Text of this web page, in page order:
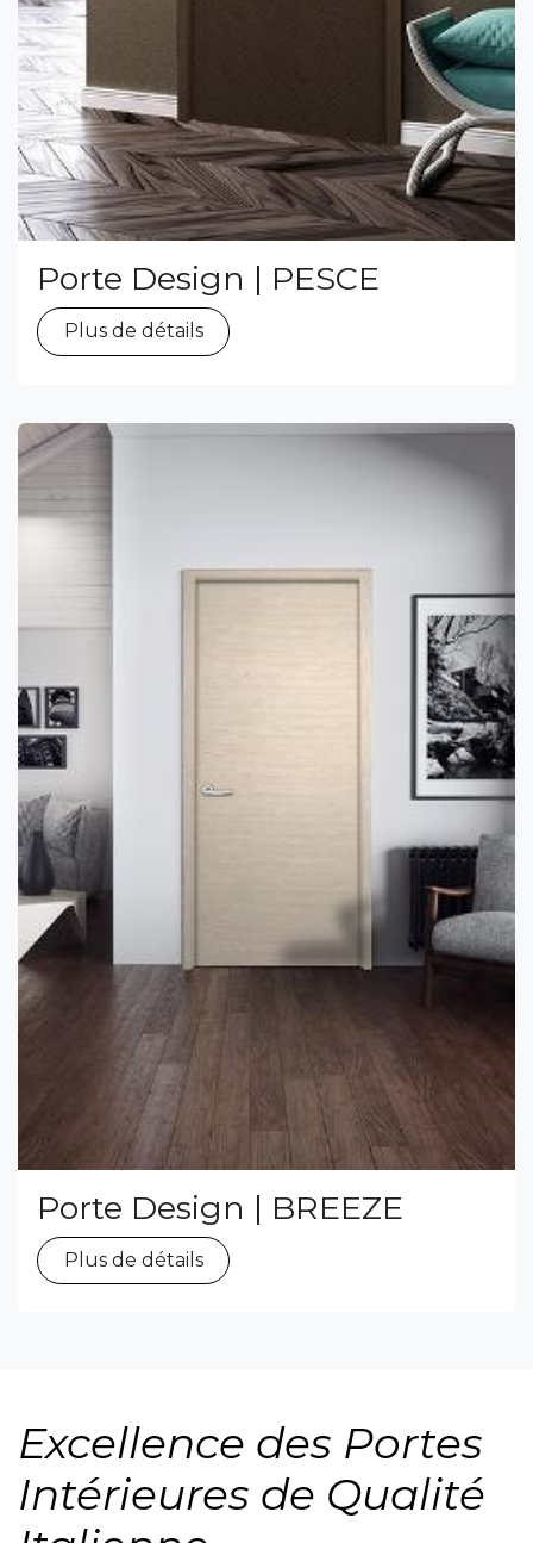
Porte Design | PESCE
Plus de détails
Porte Design | BREEZE
Plus de détails
Excellence des Portes
Intérieures de Qualité